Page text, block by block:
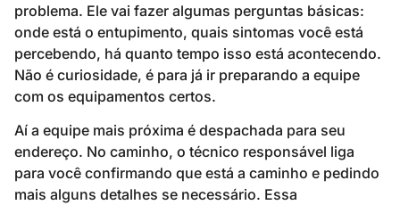
problema. Ele vai fazer algumas perguntas básicas:
onde está o entupimento, quais sintomas você está
percebendo, há quanto tempo isso está acontecendo.
Não é curiosidade, é para já ir preparando a equipe
com os equipamentos certos.
Aí a equipe mais próxima é despachada para seu
endereço. No caminho, o técnico responsável liga
para você confirmando que está a caminho e pedindo
mais alguns detalhes se necessário. Essa